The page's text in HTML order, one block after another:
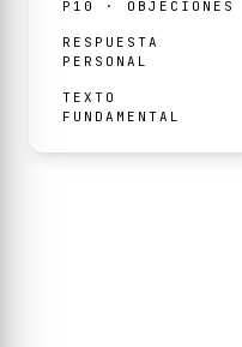
P10 · OBJECIONES
RESPUESTA
PERSONAL
TEXTO
FUNDAMENTAL